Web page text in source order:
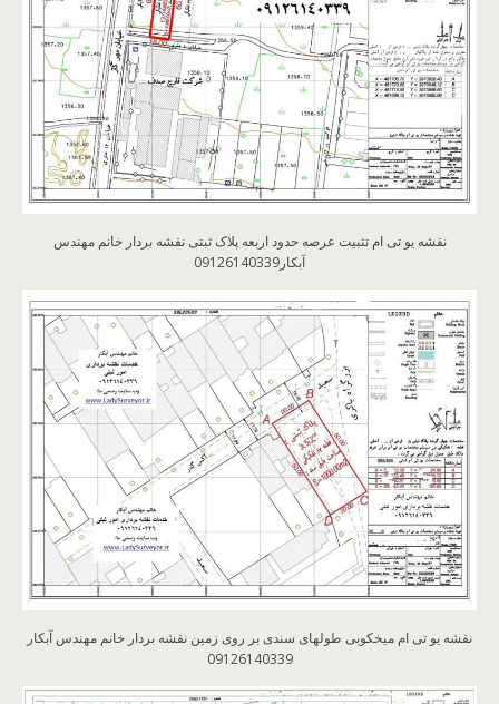
نقشه یو تی ام تثبیت عرصه حدود اربعه پلاک ثبتی نقشه بردار خانم مهندس
آبکار09126140339
نقشه یو تی ام میخکوبی طولهای سندی بر روی زمین نقشه بردار خانم مهندس آبکار
09126140339